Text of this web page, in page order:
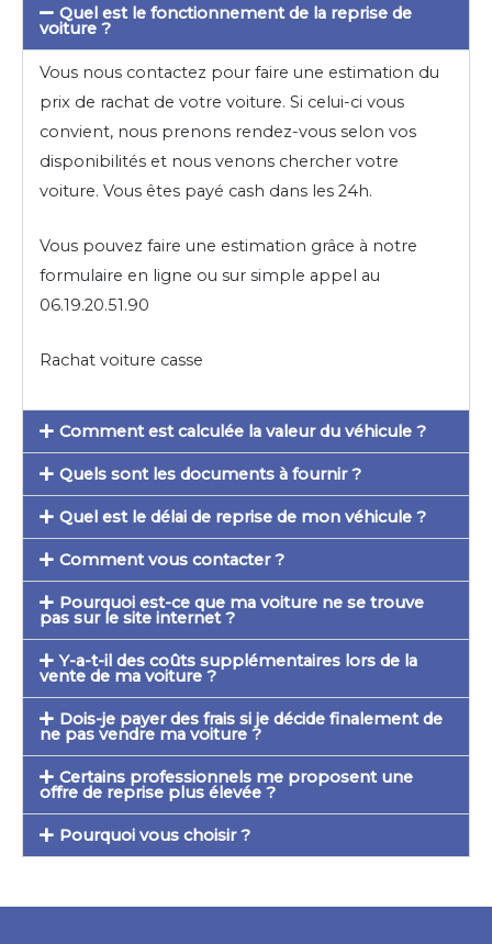
Quel est le fonctionnement de la reprise de
voiture ?
Vous nous contactez pour faire une estimation du
prix de rachat de votre voiture. Si celui-ci vous
convient, nous prenons rendez-vous selon vos
disponibilités et nous venons chercher votre
voiture. Vous êtes payé cash dans les 24h.
Vous pouvez faire une estimation grâce à notre
formulaire en ligne ou sur simple appel au
06.19.20.51.90
Rachat voiture casse
Comment est calculée la valeur du véhicule ?
Quels sont les documents à fournir ?
Quel est le délai de reprise de mon véhicule ?
Comment vous contacter ?
Pourquoi est-ce que ma voiture ne se trouve
pas sur le site internet ?
Y-a-t-il des coûts supplémentaires lors de la
vente de ma voiture ?
Dois-je payer des frais si je décide finalement de
ne pas vendre ma voiture ?
Certains professionnels me proposent une
offre de reprise plus élevée ?
Pourquoi vous choisir ?